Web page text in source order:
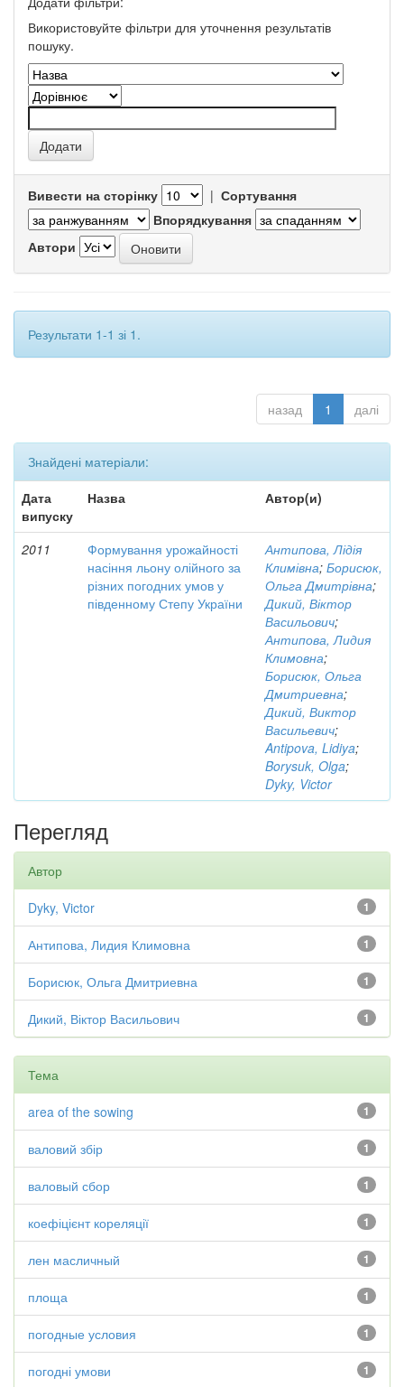
Використовуйте фільтри для уточнення результатів
пошуку.
Вивести на сторінку | Сортування
Впорядкування
Автори
Результати 1-1 зі 1.
назад 1 далі
Знайдені матеріали:
Дата
випуску
Назва Автор(и)
2011
Формування урожайності
насіння льону олійного за
різних погодних умов у
південному Степу України
Антипова, Лідія
Климівна; Борисюк,
Ольга Дмитрівна;
Дикий, Віктор
Васильович;
Антипова, Лидия
Климовна;
Борисюк, Ольга
Дмитриевна;
Дикий, Виктор
Васильевич;
Antipova, Lidiya;
Borysuk, Olga;
Dyky, Victor
Перегляд
Автор
1
Dyky, Victor
1
Антипова, Лидия Климовна
1
Борисюк, Ольга Дмитриевна
1
Дикий, Віктор Васильович
Тема
1
area of the sowing
1
валовий збір
1
валовый сбор
1
коефіцієнт кореляції
1
лен масличный
1
площа
1
погодные условия
1
погодні умови